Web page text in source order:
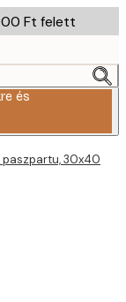
Ft felett
és
paszpartu, 30x40